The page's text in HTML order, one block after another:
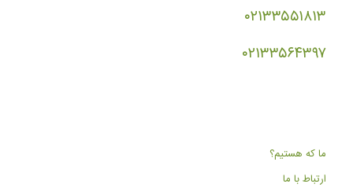
۰۲۱۳۳۵۵۱۸۱۳
۰۲۱۳۳۵۶۴۳۹۷
ما که هستیم؟
ارتباط با ما